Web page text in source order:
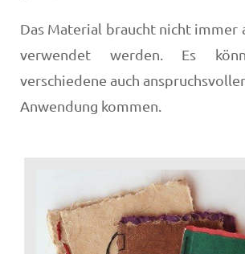
Das Material braucht nicht immer
verwendet werden. Es
verschiedene auch
Anwendung kommen.